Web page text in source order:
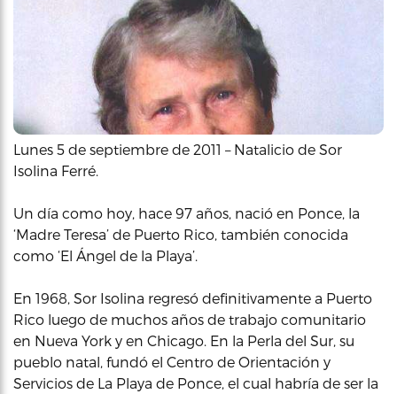
Lunes 5 de septiembre de 2011 – Natalicio de Sor
Isolina Ferré.
Un día como hoy, hace 97 años, nació en Ponce, la
‘Madre Teresa’ de Puerto Rico, también conocida
como ‘El Ángel de la Playa’.
En 1968, Sor Isolina regresó definitivamente a Puerto
Rico luego de muchos años de trabajo comunitario
en Nueva York y en Chicago. En la Perla del Sur, su
pueblo natal, fundó el Centro de Orientación y
Servicios de La Playa de Ponce, el cual habría de ser la